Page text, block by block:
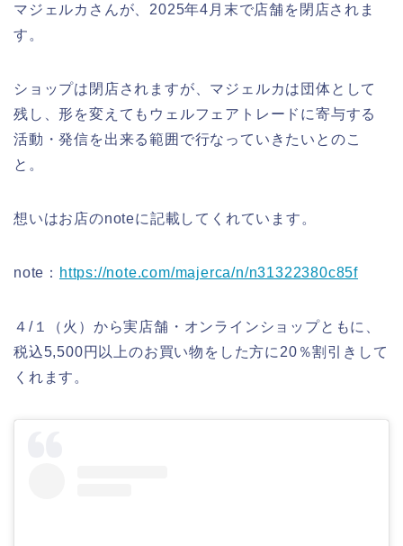
マジェルカさんが、2025年4月末で店舗を閉店されま
す。
ショップは閉店されますが、マジェルカは団体として
残し、形を変えてもウェルフェアトレードに寄与する
活動・発信を出来る範囲で行なっていきたいとのこ
と。
想いはお店のnoteに記載してくれています。
note： https://note.com/majerca/n/n31322380c85f
４/１（火）から実店舗・オンラインショップともに、
税込5,500円以上のお買い物をした方に20％割引きして
くれます。